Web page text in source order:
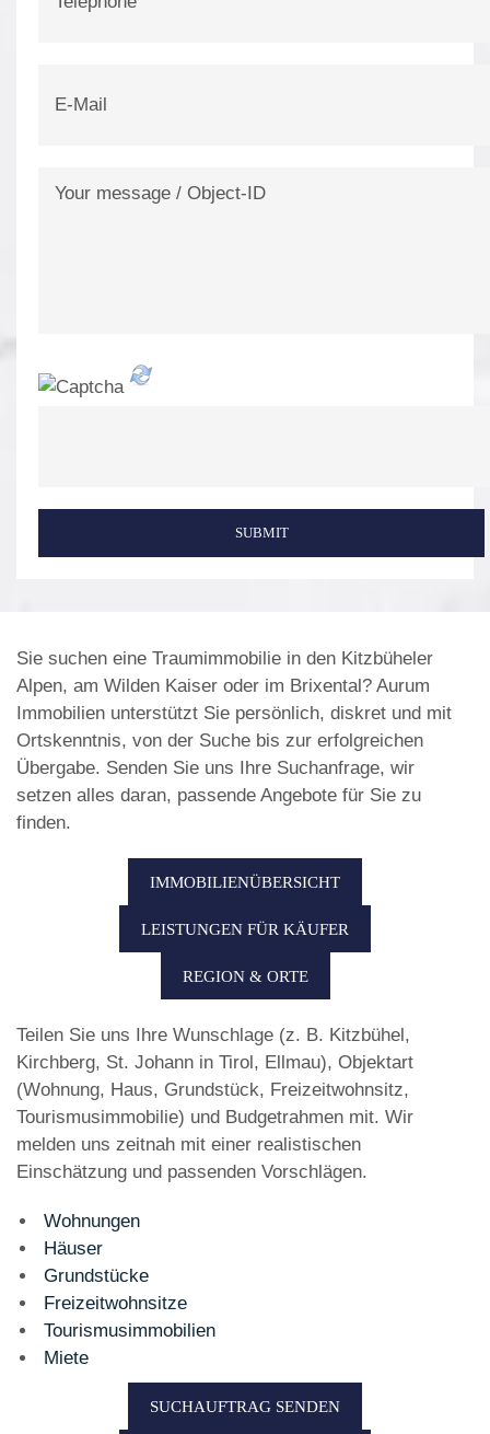
SUBMIT
Sie suchen eine Traumimmobilie in den Kitzbüheler
Alpen, am Wilden Kaiser oder im Brixental? Aurum
Immobilien unterstützt Sie persönlich, diskret und mit
Ortskenntnis, von der Suche bis zur erfolgreichen
Übergabe. Senden Sie uns Ihre Suchanfrage, wir
setzen alles daran, passende Angebote für Sie zu
finden.
IMMOBILIENÜBERSICHT
LEISTUNGEN FÜR KÄUFER
REGION & ORTE
Teilen Sie uns Ihre Wunschlage (z. B. Kitzbühel,
Kirchberg, St. Johann in Tirol, Ellmau), Objektart
(Wohnung, Haus, Grundstück, Freizeitwohnsitz,
Tourismusimmobilie) und Budgetrahmen mit. Wir
melden uns zeitnah mit einer realistischen
Einschätzung und passenden Vorschlägen.
Wohnungen
Häuser
Grundstücke
Freizeitwohnsitze
Tourismusimmobilien
Miete
SUCHAUFTRAG SENDEN